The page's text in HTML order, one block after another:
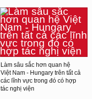
Làm sâu sắc hơn quan hệ
Việt Nam - Hungary trên tất cả
các lĩnh vực trong đó có hợp
tác nghị viện